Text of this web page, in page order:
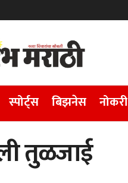
स्पोर्ट्स बिझनेस नोकरी
तुळजाई